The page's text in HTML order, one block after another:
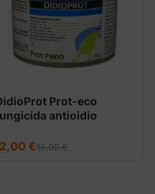
Prot-eco
antioidio
15,00€
€